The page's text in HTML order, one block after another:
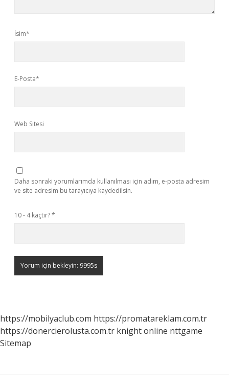
İsim*
E-Posta*
Web Sitesi
Daha sonraki yorumlarımda kullanılması için adım, e-posta adresim
ve site adresim bu tarayıcıya kaydedilsin.
10 - 4 kaçtır?*
https://mobilyaclub.com https://promatareklam.com.tr
https://donercierolusta.com.tr knight online nttgame
Sitemap